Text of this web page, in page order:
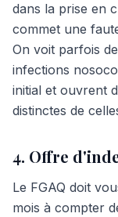
dans la prise en
commet une
On voit parfois
infections
initial et ouvrent
distinctes de
4. Offre
Le FGAQ doit
mois à compter